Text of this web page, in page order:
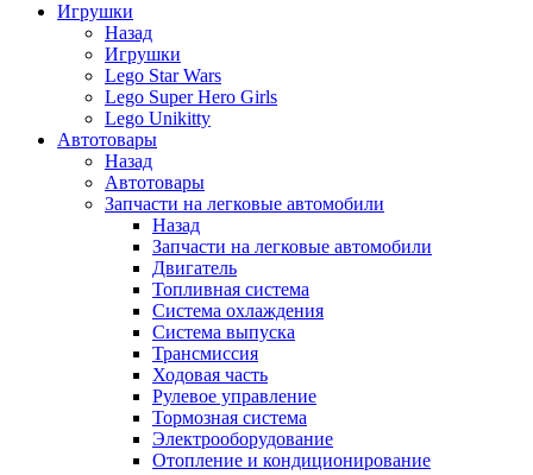
Игрушки
Назад
Игрушки
Lego Star Wars
Lego Super Hero Girls
Lego Unikitty
Автотовары
Назад
Автотовары
Запчасти на легковые автомобили
Назад
Запчасти на легковые автомобили
Двигатель
Топливная система
Система охлаждения
Система выпуска
Трансмиссия
Ходовая часть
Рулевое управление
Тормозная система
Электрооборудование
Отопление и кондиционирование